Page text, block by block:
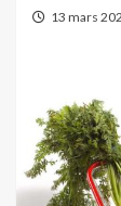
13 mars